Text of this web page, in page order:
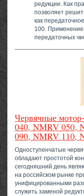
редукции. Как
позволяет
как
100. Применение
передаточных
Червячные
040, NMRV 050,
090, NMRV 110,
Одноступенчатые
обладают простотой
сегодняшний день
на российском рынке
унифицированными
служить заменой